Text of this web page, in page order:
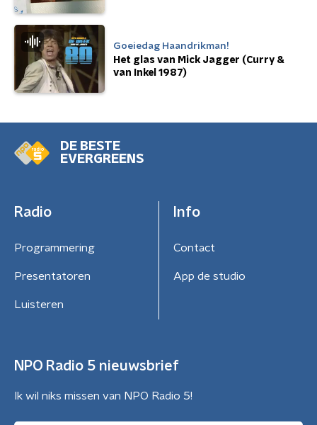
Goeiedag Haandrikman!
Het glas van Mick Jagger (Curry &
van Inkel 1987)
DE BESTE
EVERGREENS
Radio
Programmering
Presentatoren
Luisteren
Info
Contact
App de studio
NPO Radio 5 nieuwsbrief
Ik wil niks missen van NPO Radio 5!